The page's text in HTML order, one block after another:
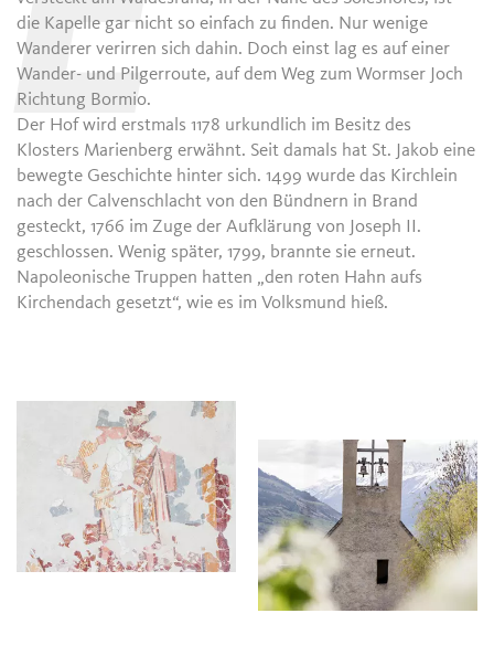
die Kapelle gar nicht so einfach zu finden. Nur wenige
Wanderer verirren sich dahin. Doch einst lag es auf einer
Wander- und Pilgerroute, auf dem Weg zum Wormser Joch
Richtung Bormio.
Der Hof wird erstmals 1178 urkundlich im Besitz des
Klosters Marienberg erwähnt. Seit damals hat St. Jakob eine
bewegte Geschichte hinter sich. 1499 wurde das Kirchlein
nach der Calvenschlacht von den Bündnern in Brand
gesteckt, 1766 im Zuge der Aufklärung von Joseph II.
geschlossen. Wenig später, 1799, brannte sie erneut.
Napoleonische Truppen hatten „den roten Hahn aufs
Kirchendach gesetzt“, wie es im Volksmund hieß.